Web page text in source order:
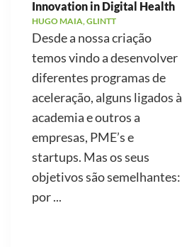
Innovation in Digital Health
HUGO MAIA, GLINTT
Desde a nossa criação
temos vindo a desenvolver
diferentes programas de
aceleração, alguns ligados à
academia e outros a
empresas, PME’s e
startups. Mas os seus
objetivos são semelhantes:
por ...